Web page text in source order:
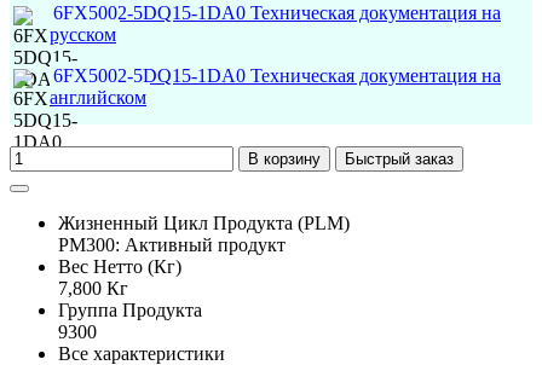
6FX5002-5DQ15-1DA0 Техническая документация на
русском
6FX5002-5DQ15-1DA0 Техническая документация на
английском
В корзину Быстрый заказ
Жизненный Цикл Продукта (PLM)
PM300: Активный продукт
Вес Нетто (Кг)
7,800 Кг
Группа Продукта
9300
Все характеристики